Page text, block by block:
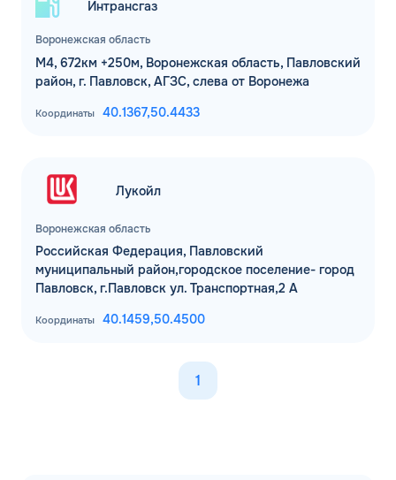
Воронежская область
Интрансгаз
М4, 672км +250м, Воронежская область, Павловский
район, г. Павловск, АГЗС, слева от Воронежа
Координаты 40.1367,50.4433
Воронежская область
Лукойл
Российская Федерация, Павловский
муниципальный район,городское поселение- город
Павловск, г.Павловск ул. Транспортная,2 А
Координаты 40.1459,50.4500
1